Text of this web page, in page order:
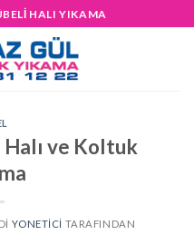
HALI YIKAMA
Halı ve Koltuk
YONETICI TARAFINDAN